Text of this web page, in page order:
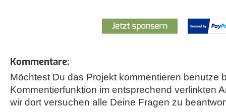
Kommentare:
Möchtest Du das Projekt kommentieren benutze
Kommentierfunktion im entsprechend verlinkten
wir dort versuchen alle Deine Fragen zu